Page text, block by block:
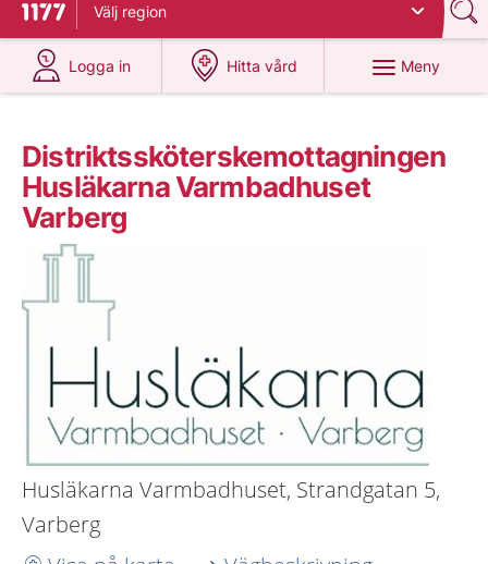
Till startsidan för 1177
Välj region
Logga in
på 1177.se
Hitta vård
på 1177.se
Meny
Distriktssköterskemottagningen
Husläkarna Varmbadhuset
Varberg
Husläkarna Varmbadhuset, Strandgatan 5,
Varberg